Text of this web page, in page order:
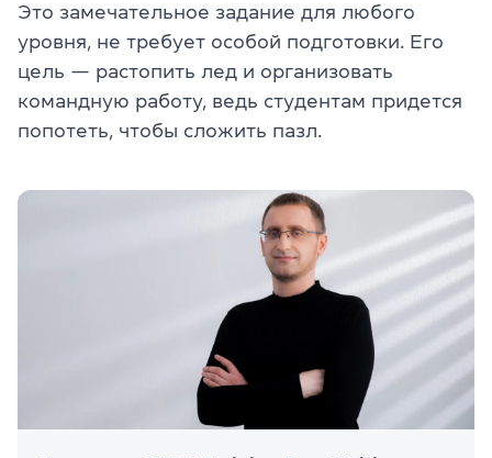
Это замечательное задание для любого
уровня, не требует особой подготовки. Его
цель — растопить лед и организовать
командную работу, ведь студентам придется
попотеть, чтобы сложить пазл.